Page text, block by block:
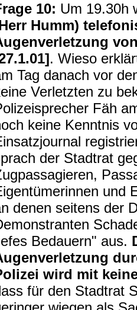
10: Um 19.30h
Humm)
. Wieso
Tag danach vor
Verletzten zu
Fäh
keine Kenntnis
der Stadtrat
und
denen seitens der
Bedauern" aus.
wird mit
für den Stadtrat